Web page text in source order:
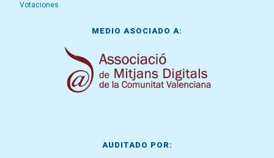
Votaciones
MEDIO ASOCIADO A:
AUDITADO POR: